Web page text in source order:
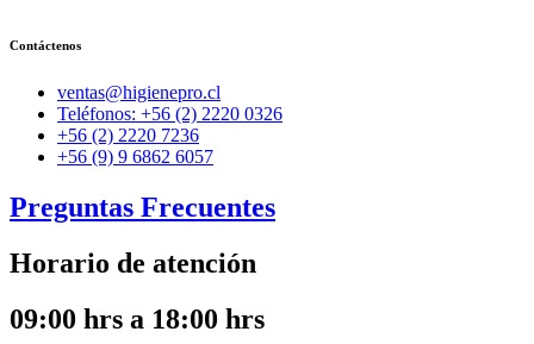
Contáctenos
ventas@higienepro.cl
Teléfonos: +56 (2) 2220 0326
+56 (2) 2220 7236
+56 (9) 9 6862 6057
Preguntas Frecuentes
Horario de atención
09:00 hrs a 18:00 hrs